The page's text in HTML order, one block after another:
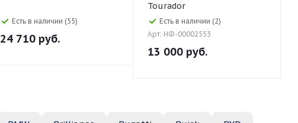
Есть в наличии (55)
24 710 руб.
Tourador
Есть в наличии (2)
Арт: НФ-00002553
13 000 руб.